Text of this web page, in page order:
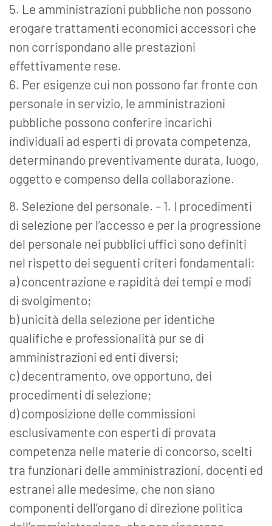
5. Le amministrazioni pubbliche non possono
erogare trattamenti economici accessori che
non corrispondano alle prestazioni
effettivamente rese.
6. Per esigenze cui non possono far fronte con
personale in servizio, le amministrazioni
pubbliche possono conferire incarichi
individuali ad esperti di provata competenza,
determinando preventivamente durata, luogo,
oggetto e compenso della collaborazione.
8. Selezione del personale. – 1. I procedimenti
di selezione per l’accesso e per la progressione
del personale nei pubblici uffici sono definiti
nel rispetto dei seguenti criteri fondamentali:
a) concentrazione e rapidità dei tempi e modi
di svolgimento;
b) unicità della selezione per identiche
qualifiche e professionalità pur se di
amministrazioni ed enti diversi;
c) decentramento, ove opportuno, dei
procedimenti di selezione;
d) composizione delle commissioni
esclusivamente con esperti di provata
competenza nelle materie di concorso, scelti
tra funzionari delle amministrazioni, docenti ed
estranei alle medesime, che non siano
componenti dell’organo di direzione politica